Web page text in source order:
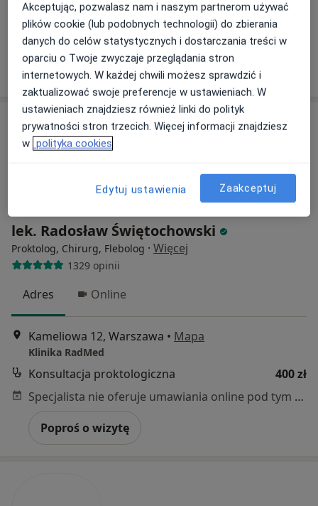
Konsultacja proktologiczna
340 zł
Poproś o wizytę
lek. Radosław Świętochowski
Proktolog, Chirurg, Flebolog · Więcej
1329 opinii
Adres Online
Kameliowa 12, Warszawa • Mapa
Klinika RadMed
Konsultacja proktologiczna
400 zł
Specjalista nie oferuje umawiania online pod tym adresem.
Poproś o wizytę
Akceptując, pozwalasz nam i naszym partnerom używać
plików cookie (lub podobnych technologii) do zbierania
danych do celów statystycznych i dostarczania treści w
oparciu o Twoje zwyczaje przeglądania stron
internetowych. W każdej chwili możesz sprawdzić i
zaktualizować swoje preferencje w ustawieniach. W
ustawieniach znajdziesz również linki do polityk
prywatności stron trzecich. Więcej informacji znajdziesz
w polityka cookies
Edytuj ustawienia Zaakceptuj